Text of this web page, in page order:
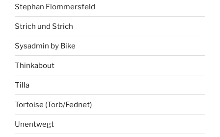
Stephan Flommersfeld
Strich und Strich
Sysadmin by Bike
Thinkabout
Tilla
Tortoise (Torb/Fednet)
Unentwegt